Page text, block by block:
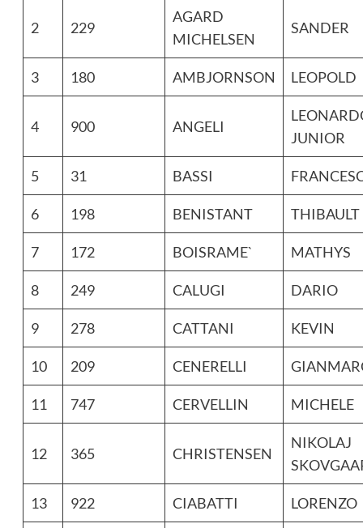
2 229
AGARD
MICHELSEN
SANDER
3 180 AMBJORNSON LEOPOLD
4 900 ANGELI
JUNIOR
5 31 BASSI
6 198 BENISTANT THIBAULT
7 172 BOISRAME` MATHYS
8 249 CALUGI DARIO
9 278 CATTANI KEVIN
10 209 CENERELLI
11 747 CERVELLIN MICHELE
12 365 CHRISTENSEN
NIKOLAJ
13 922 CIABATTI LORENZO